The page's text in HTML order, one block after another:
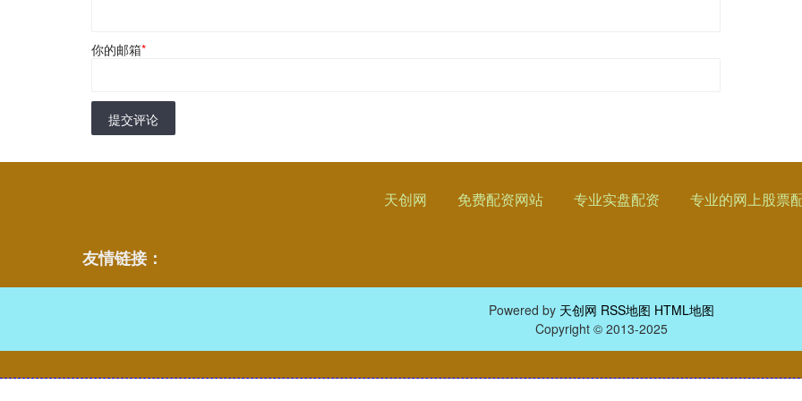
你的邮箱*
提交评论
天创网 免费配资网站 专业实盘配资 专业的网上股票
友情链接：
Powered by 天创网 RSS地图 HTML地图
Copyright © 2013-2025